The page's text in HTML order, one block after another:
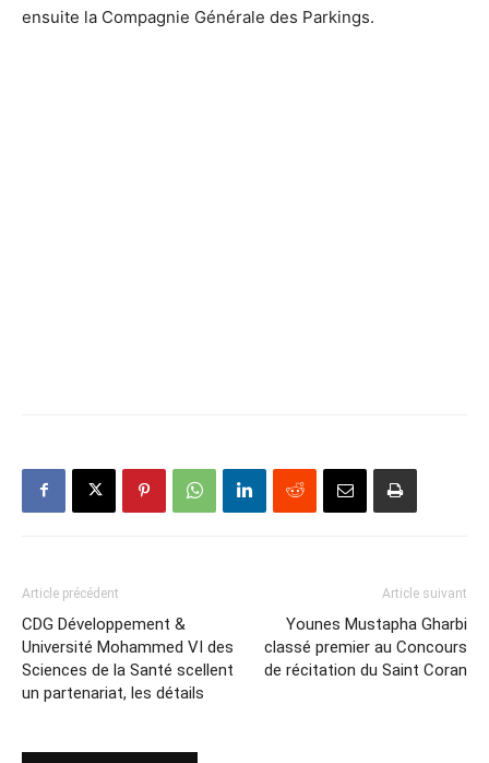
ensuite la Compagnie Générale des Parkings.
Article précédent
CDG Développement &
Université Mohammed VI des
Sciences de la Santé scellent
un partenariat, les détails
Article suivant
Younes Mustapha Gharbi
classé premier au Concours
de récitation du Saint Coran